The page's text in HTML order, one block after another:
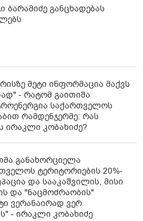
ბარამიძე განცხადებას
მეტი ინფორმაცია მაქვს
- რატომ გაითიშა
საქართველოს
რამდენჯერმე: რას
ირაკლი კობახიძე?
განახორციელა
ტერიტორიების 20%-
და სააკაშვილის, მისი
და "ნაცმოძრაობის"
ვერანაირად ვერ
- ირაკლი კობახიძე